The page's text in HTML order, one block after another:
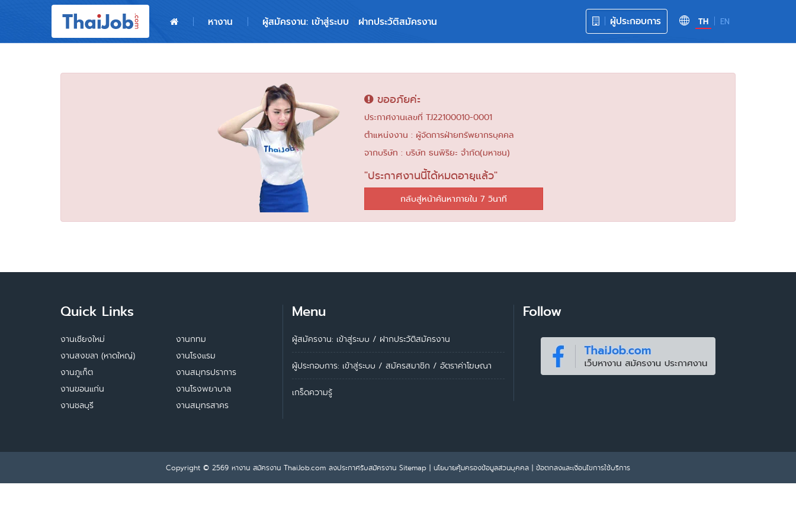
TH EN
ผู้ประกอบการ
หางาน ผู้สมัครงาน: เข้าสู่ระบบ ฝากประวัติสมัครงาน
ผู้สมัครงาน: เข้าสู่ระบบ
ขออภัยค่ะ
ประกาศงานเลขที่ TJ22100010-0001
ตำแหน่งงาน : ผู้จัดการฝ่ายทรัพยากรบุคคล
จากบริษัท : บริษัท ธนพิริยะ จำกัด(มหาชน)
"ประกาศงานนี้ได้หมดอายุแล้ว"
กลับสู่หน้าค้นหาภายใน 6 วินาที
Quick Links
งานเชียงใหม่
งานสงขลา (หาดใหญ่)
งานภูเก็ต
งานขอนแก่น
งานชลบุรี
งานกทม
งานโรงแรม
งานสมุทรปราการ
งานโรงพยาบาล
งานสมุทรสาคร
Menu
ผู้สมัครงาน: เข้าสู่ระบบ / ฝากประวัติสมัครงาน
ผู้ประกอบการ: เข้าสู่ระบบ / สมัครสมาชิก / อัตราค่าโฆษณา
เกร็ดความรู้
Follow
Copyright © 2569 หางาน สมัครงาน ThaiJob.com ลงประกาศรับสมัครงาน Sitemap | นโยบายคุ้มครองข้อมูลส่วนบุคคล | ข้อตกลงและเงื่อนไขการใช้บริการ